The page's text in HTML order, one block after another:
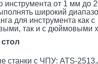
инструмента от 1 мм до
широкий
для инструмента как с
так и с дюймовыми